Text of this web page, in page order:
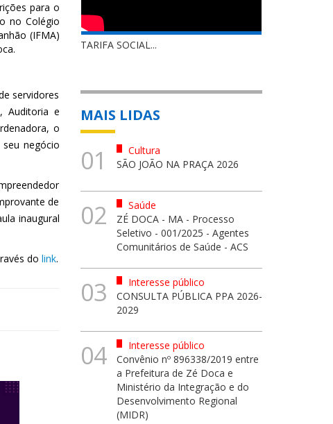
para o
no Colégio
(IFMA)
servidores
Auditoria e
o
seu negócio
de
inaugural
do link.
TARIFA SOCIAL...
MAIS LIDAS
01
Cultura
SÃO JOÃO NA PRAÇA 2026
02
Saúde
ZÉ DOCA - MA - Processo
Seletivo - 001/2025 - Agentes
Comunitários de Saúde - ACS
03
Interesse público
CONSULTA PÚBLICA PPA 2026-
2029
04
Interesse público
Convênio nº 896338/2019 entre
a Prefeitura de Zé Doca e
Ministério da Integração e do
Desenvolvimento Regional
(MIDR)